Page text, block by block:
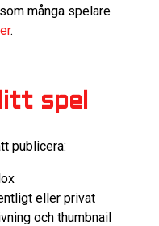
många spelare
.
spel
publicera:
eller privat
och thumbnail